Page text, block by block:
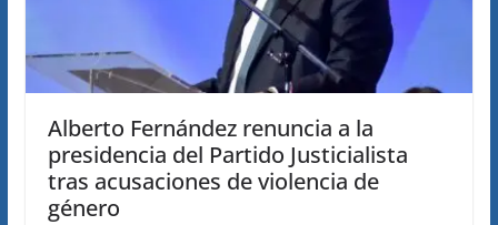
Alberto Fernández renuncia a la
presidencia del Partido Justicialista
tras acusaciones de violencia de
género